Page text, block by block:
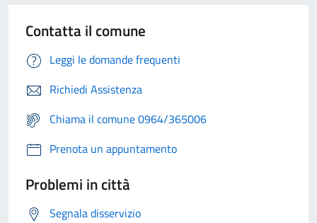
Contatta il comune
Leggi le domande frequenti
Richiedi Assistenza
Chiama il comune 0964/365006
Prenota un appuntamento
Problemi in città
Segnala disservizio